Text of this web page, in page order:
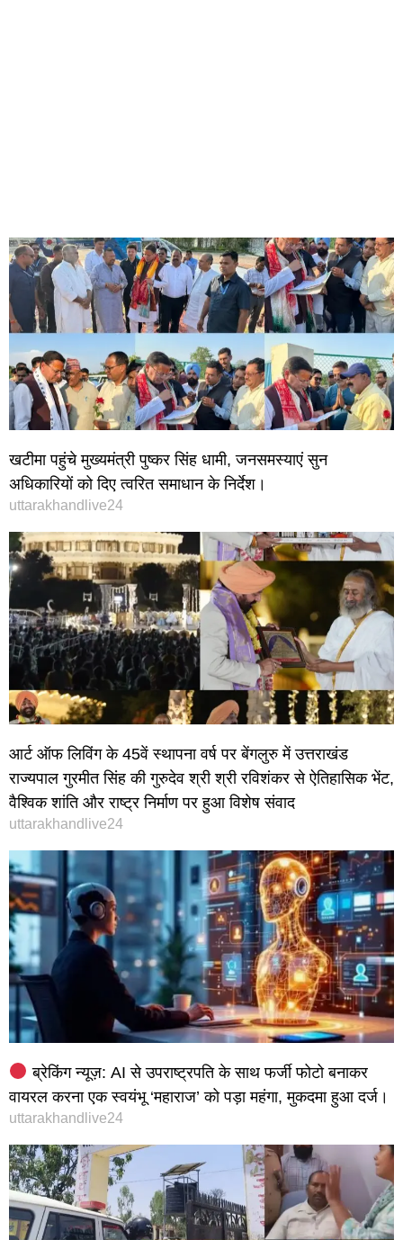
खटीमा पहुंचे मुख्यमंत्री पुष्कर सिंह धामी, जनसमस्याएं सुन
अधिकारियों को दिए त्वरित समाधान के निर्देश।
uttarakhandlive24
आर्ट ऑफ लिविंग के 45वें स्थापना वर्ष पर बेंगलुरु में उत्तराखंड
राज्यपाल गुरमीत सिंह की गुरुदेव श्री श्री रविशंकर से ऐतिहासिक भेंट,
वैश्विक शांति और राष्ट्र निर्माण पर हुआ विशेष संवाद
uttarakhandlive24
ब्रेकिंग न्यूज़: AI से उपराष्ट्रपति के साथ फर्जी फोटो बनाकर
वायरल करना एक स्वयंभू ‘महाराज’ को पड़ा महंगा, मुकदमा हुआ दर्ज।
uttarakhandlive24